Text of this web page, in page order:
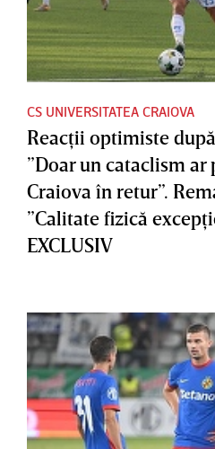
CS UNIVERSITATEA CRAIOVA
Reacţii optimiste
”Doar un cataclism
Craiova în retur”.
”Calitate fizică
EXCLUSIV